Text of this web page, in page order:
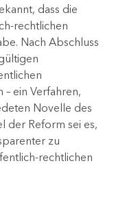
dass die
rechtlichen
Nach Abschluss
ein Verfahren,
Novelle des
der Reform sei es,
zu
rechtlichen